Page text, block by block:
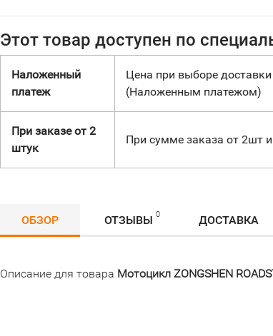
Этот товар доступен по
Наложенный
платеж
Цена при выборе
(Наложенным платежом)
При заказе от 2
штук
При сумме заказа от 2шт и
ОБЗОР ОТЗЫВЫ 0 ДОСТАВКА
Описание для товара Мотоцикл ZONGSHEN